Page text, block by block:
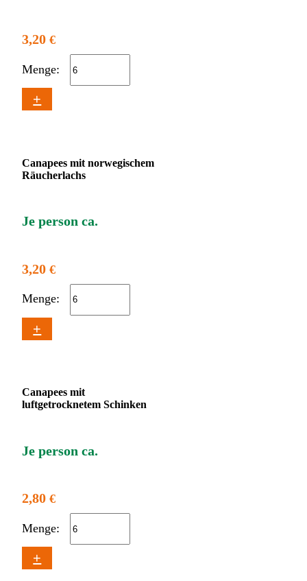
3,20€
Menge:
+
Canapees mit norwegischem
Räucherlachs
Je person ca.
3,20€
Menge:
+
Canapees mit
luftgetrocknetem Schinken
Je person ca.
2,80€
Menge:
+